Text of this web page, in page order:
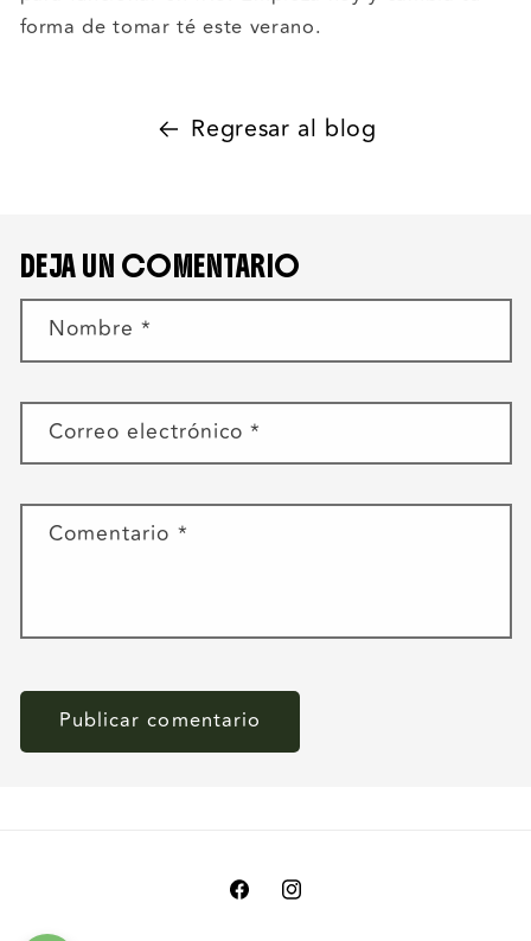
forma de tomar té este verano.
Regresar al blog
DEJA UN COMENTARIO
Nombre*
Correo electrónico*
Comentario *
FacebookInstagram